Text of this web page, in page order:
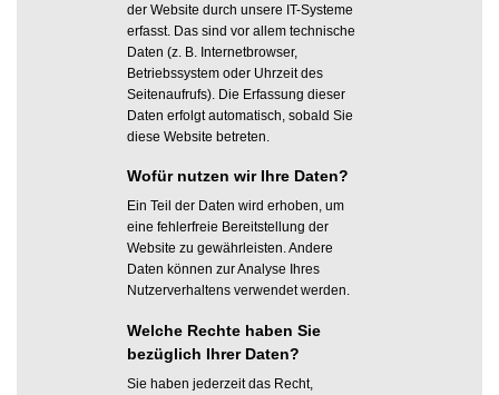
der Website durch unsere IT-Systeme
erfasst. Das sind vor allem technische
Daten (z. B. Internetbrowser,
Betriebssystem oder Uhrzeit des
Seitenaufrufs). Die Erfassung dieser
Daten erfolgt automatisch, sobald Sie
diese Website betreten.
Wofür nutzen wir Ihre Daten?
Ein Teil der Daten wird erhoben, um
eine fehlerfreie Bereitstellung der
Website zu gewährleisten. Andere
Daten können zur Analyse Ihres
Nutzerverhaltens verwendet werden.
Welche Rechte haben Sie
bezüglich Ihrer Daten?
Sie haben jederzeit das Recht,